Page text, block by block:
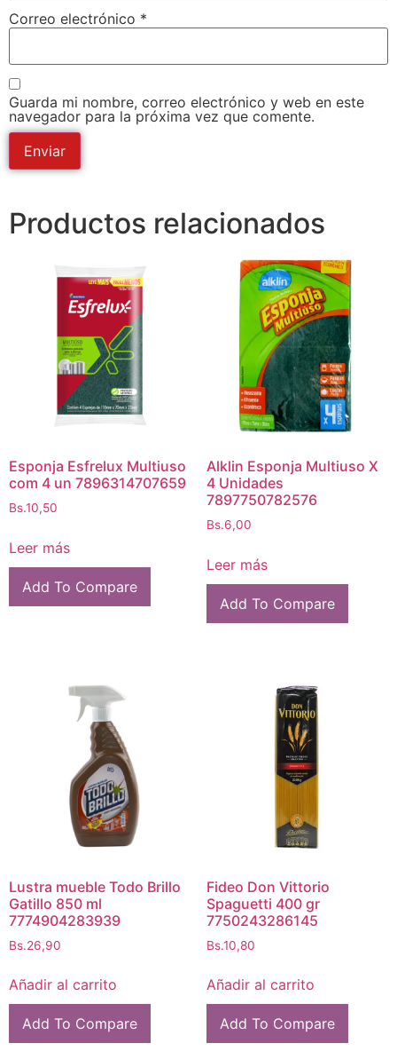
Correo electrónico *
Guarda mi nombre, correo electrónico y web en este
navegador para la próxima vez que comente.
Productos relacionados
Esponja Esfrelux Multiuso
com 4 un 7896314707659
Bs.10,50
Leer más
Add To Compare
Alklin Esponja Multiuso X
4 Unidades
7897750782576
Bs.6,00
Leer más
Add To Compare
Lustra mueble Todo Brillo
Gatillo 850 ml
7774904283939
Bs.26,90
Añadir al carrito
Add To Compare
Fideo Don Vittorio
Spaguetti 400 gr
7750243286145
Bs.10,80
Añadir al carrito
Add To Compare